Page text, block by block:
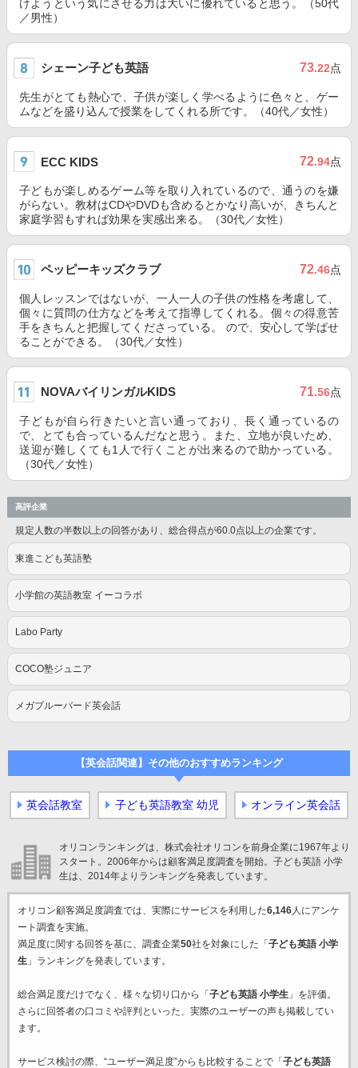
けようという気にさせる力は大いに優れていると思う。（50代
／男性）
シェーン子ども英語 73.22点
先生がとても熱心で、子供が楽しく学べるように色々と、ゲー
ムなどを盛り込んで授業をしてくれる所です。（40代／女性）
ECC KIDS 72.94点
子どもが楽しめるゲーム等を取り入れているので、通うのを嫌
がらない。教材はCDやDVDも含めるとかなり高いが、きちんと
家庭学習もすれば効果を実感出来る。（30代／女性）
ペッピーキッズクラブ 72.46点
個人レッスンではないが、一人一人の子供の性格を考慮して、
個々に質問の仕方などを考えて指導してくれる。個々の得意苦
手をきちんと把握してくださっている。 ので、安心して学ばせ
ることができる。（30代／女性）
NOVAバイリンガルKIDS 71.56点
子どもが自ら行きたいと言い通っており、長く通っているの
で、とても合っているんだなと思う。また、立地が良いため、
送迎が難しくても1人で行くことが出来るので助かっている。
（30代／女性）
高評企業
規定人数の半数以上の回答があり、総合得点が60.0点以上の企業です。
東進こども英語塾
小学館の英語教室 イーコラボ
Labo Party
COCO塾ジュニア
メガブルーバード英会話
【英会話関連】その他のおすすめランキング
英会話教室 子ども英語教室 幼児 オンライン英会話
オリコンランキングは、株式会社オリコンを前身企業に1967年より
スタート。2006年からは顧客満足度調査を開始。子ども英語 小学
生は、2014年よりランキングを発表しています。
オリコン顧客満足度調査では、実際にサービスを利用した6,146人にアンケ
ート調査を実施。
満足度に関する回答を基に、調査企業50社を対象にした「 子ども英語 小学
生」ランキングを発表しています。
総合満足度だけでなく、様々な切り口から「 子ども英語 小学生」を評価。
さらに回答者の口コミや評判といった、実際のユーザーの声も掲載してい
ます。
サービス検討の際、“ユーザー満足度”からも比較することで「 子ども英語